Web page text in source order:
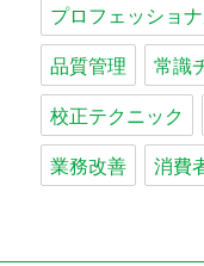
プロフェッショ
品質管理
常識
校正テクニック
業務改善
消費